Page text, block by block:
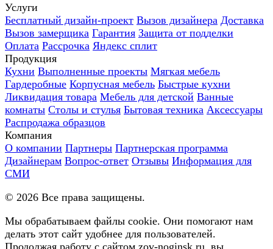
Услуги
Бесплатный дизайн-проект Вызов дизайнера Доставка
Вызов замерщика Гарантия Защита от подделки
Оплата Рассрочка Яндекс сплит
Продукция
Кухни Выполненные проекты Мягкая мебель
Гардеробные Корпусная мебель Быстрые кухни
Ликвидация товара Мебель для детской Ванные
комнаты Столы и стулья Бытовая техника Аксессуары
Распродажа образцов
Компания
О компании Партнеры Партнерская программа
Дизайнерам Вопрос-ответ Отзывы Информация для
СМИ
© 2026 Все права защищены.
Мы обрабатываем файлы cookie. Они помогают нам
делать этот сайт удобнее для пользователей.
Продолжая работу с сайтом zov-noginsk.ru, вы